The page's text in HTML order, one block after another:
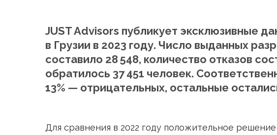
JUST Advisors публикует эксклюзивные
в Грузии в 2023 году. Число выданных
составило 28 548, количество отказов
обратилось 37 451 человек.
13% — отрицательных, остальные
Для сравнения в 2022 году положительное